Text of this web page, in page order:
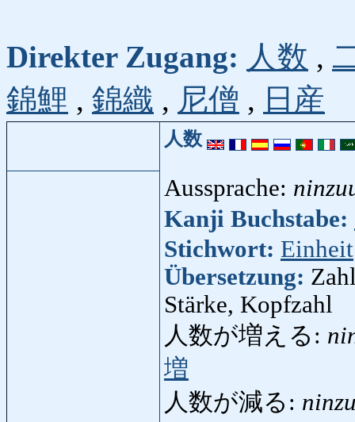
Direkter Zugang: 人数 ,
錦鯉 , 錦織 , 尼僧 , 日産
人数
Aussprache:
Kanji Buchstabe:
Stichwort: Einheit
Übersetzung:
Stärke, Kopfzahl
人数が増える:
増
人数が減る: